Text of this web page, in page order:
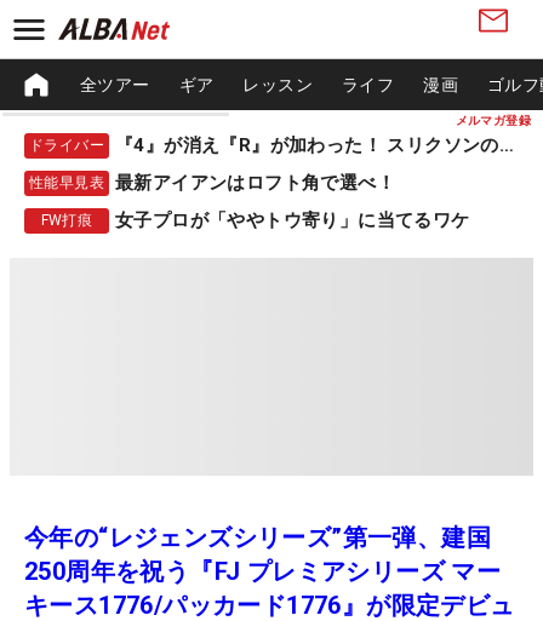
メルマガ登録
全ツアー ギア レッスン ライフ 漫画 ゴル
ドライバー 『4』が消え『R』が加わった！ スリクソンの新作
性能早見表 最新アイアンはロフト角で選べ！
FW打痕 女子プロが「ややトウ寄り」に当てるワケ
今年の“レジェンズシリーズ”第一弾、建国
250周年を祝う『FJ プレミアシリーズ マー
キース1776/パッカード1776』が限定デビュ